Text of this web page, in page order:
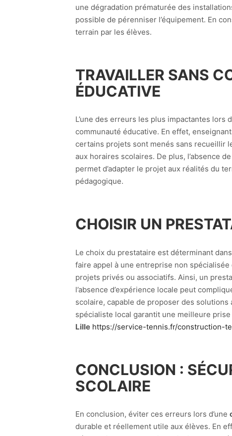
une dégradation prématurée des
possible de pérenniser l’équipement. En
terrain par les élèves.
TRAVAILLER SANS
ÉDUCATIVE
L’une des erreurs les plus impactantes lors
communauté éducative. En effet,
certains projets sont menés sans recueillir
aux horaires scolaires. De plus, l’absence
permet d’adapter le projet aux réalités du
pédagogique.
CHOISIR UN
Le choix du prestataire est déterminant
faire appel à une entreprise non
projets privés ou associatifs. Ainsi, un
l’absence d’expérience locale peut
scolaire, capable de proposer des
spécialiste local garantit une meilleure
Lille https://service-tennis.fr/construction-
CONCLUSION :
SCOLAIRE
En conclusion, éviter ces erreurs lors d’une
durable et réellement utile aux élèves. En